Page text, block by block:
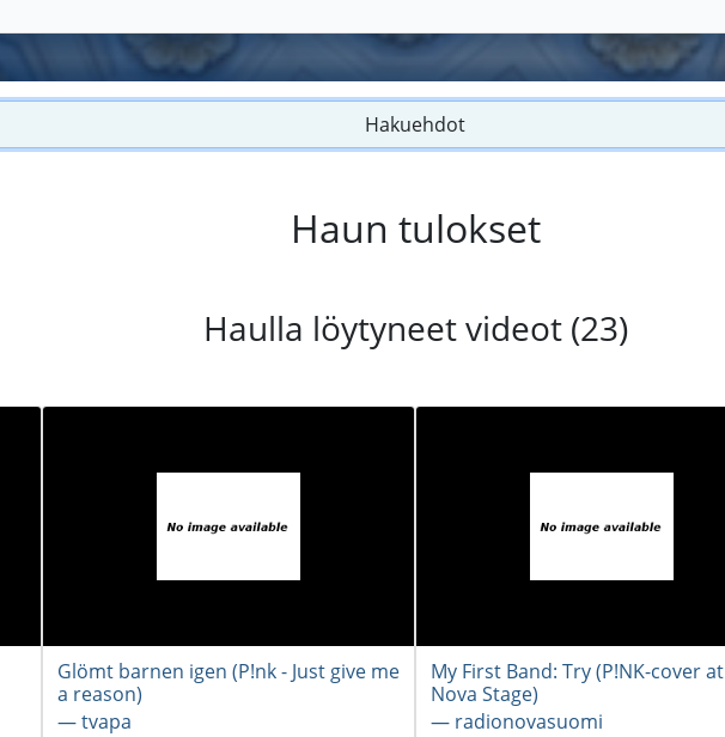
Hakuehdot
Haun tulokset
Haulla löytyneet videot (23)
Glömt barnen igen (P!nk - Just give me
a reason)
― tvapa
My First Band: Try (P!NK-cover at
Nova Stage)
― radionovasuomi